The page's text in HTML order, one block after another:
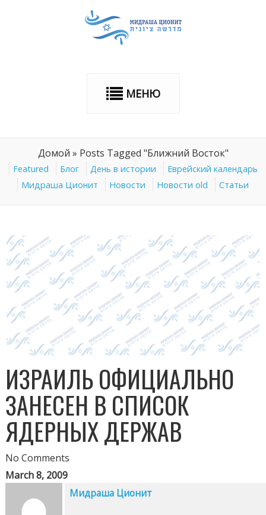
МЕНЮ
Домой » Posts Tagged "Ближний Восток"
Featured Блог День в истории
Еврейский календарь
Мидраша Ционит
Новости Новости old Статьи
ИЗРАИЛЬ ОФИЦИАЛЬНО
ЗАНЕСЕН В СПИСОК
ЯДЕРНЫХ ДЕРЖАВ
No Comments
March 8, 2009
Мидраша Ционит